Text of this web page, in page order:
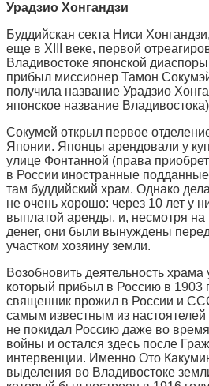
Урадзио Хонгандзи
Буддийская секта Ниси
еще в XIII веке, первой
Владивостоке японской
прибыл миссионер Тамон
получила название Урадзио
японское название
Сокумей открыл первое
Японии. Японцы арендовали у
улице Фонтанной (права
в России иностранные
там буддийский храм. Однако
не очень хорошо: через 10 лет у
выплатой аренды, и, несмотря на
денег, они были вынуждены
участком хозяину земли.
Возобновить деятельность храма
который прибыл в Россию в 1903
священник прожил в России и
самым известным из
не покидал Россию даже во
войны и остался здесь после
интервенции. Именно Ото
выделения во Владивостоке